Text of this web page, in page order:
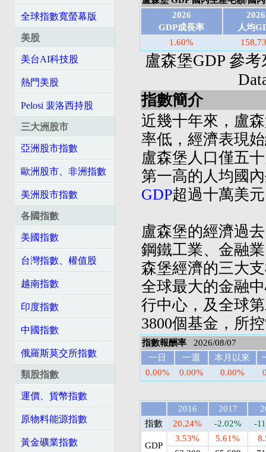
全球指數寬螢幕版
美股
美台AI科技股
熱門美股
Pelosi 裴洛西持股
三大洲股市
亞洲股市指數
歐洲股市、非洲指數
美洲股市指數
各國指數
美國指數
台灣指數、權值股
越南指數
印度指數
中國指數
俄羅斯莫交所指數
類股指數
運價、貨幣指數
原物料能源指數
黃金礦業指數
2026
GDP成長率
2026
人均
1.60%
盧森堡GDP 參
指數簡介
近幾十年來，盧
率低，經濟表現
盧森堡人口僅五
第一高的人均國
GDP超過十萬美
盧森堡的經濟過
鋼鐵工業、金融
森堡經濟的三大
全球最大的金融
行中心，及全球
3800個基金，所
指數報酬率2026/08/07
一日
一週 本月以來
0.00%
0.00% 0.00%
2016 2017
指數
20.24% -2.02% -
GDP
3.53% 5.61%